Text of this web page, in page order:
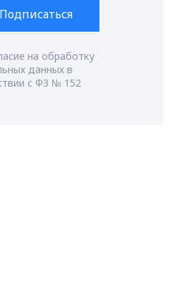
Подписаться
на обработку
данных в
с ФЗ № 152